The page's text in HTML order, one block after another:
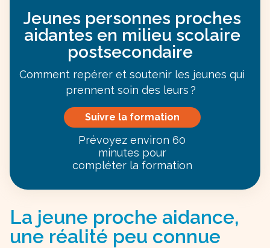
Jeunes personnes proches
aidantes en milieu scolaire
postsecondaire
Comment repérer et soutenir les jeunes qui
prennent soin des leurs ?
Suivre la formation
Prévoyez environ 60
minutes pour
compléter la formation
La jeune proche aidance,
une réalité peu connue